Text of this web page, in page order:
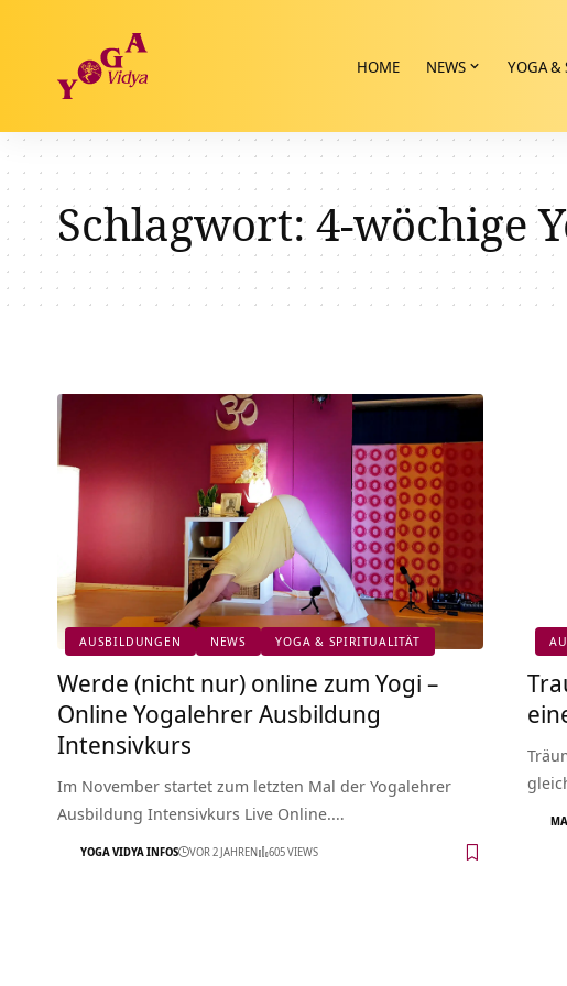
HOME NEWS YOGA &
Schlagwort:4-wöchige
AUSBILDUNGEN NEWS YOGA & SPIRITUALITÄT
Werde (nicht nur) online zum Yogi –
Online Yogalehrer Ausbildung
Intensivkurs
Im November startet zum letzten Mal der Yogalehrer
Ausbildung Intensivkurs Live Online.…
YOGA VIDYA INFOS VOR 2 JAHREN 605 VIEWS